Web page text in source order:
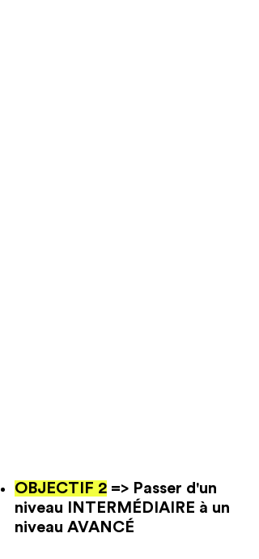
OBJECTIF 2 => Passer d'un
niveau INTERMÉDIAIRE à un
niveau AVANCÉ